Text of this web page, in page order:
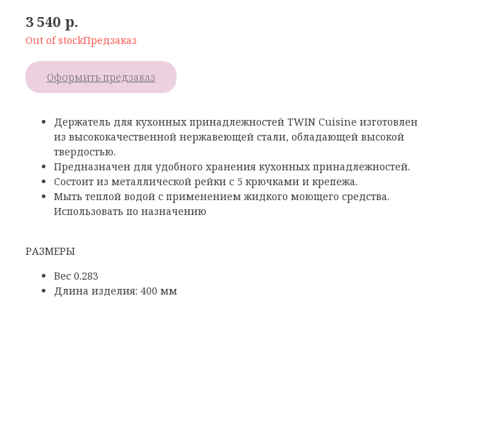
3 540 р.
Out of stock
Оформить предзаказ
Держатель для кухонных принадлежностей TWIN Cuisine изготовлен
из высококачественной нержавеющей стали, обладающей высокой
твердостью.
Предназначен для удобного хранения кухонных принадлежностей.
Состоит из металлической рейки с 5 крючками и крепежа.
Мыть теплой водой с применением жидкого моющего средства.
Использовать по назначению
РАЗМЕРЫ
Вес 0.283
Длина изделия: 400 мм